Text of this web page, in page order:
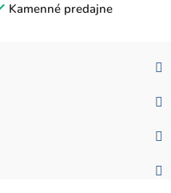
Kamenné predajne